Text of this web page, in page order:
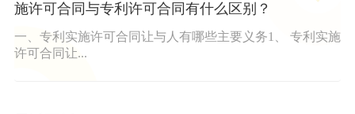
施许可合同与专利许可合同有什么区别？
一、专利实施许可合同让与人有哪些主要义务1、 专利实施
许可合同让...